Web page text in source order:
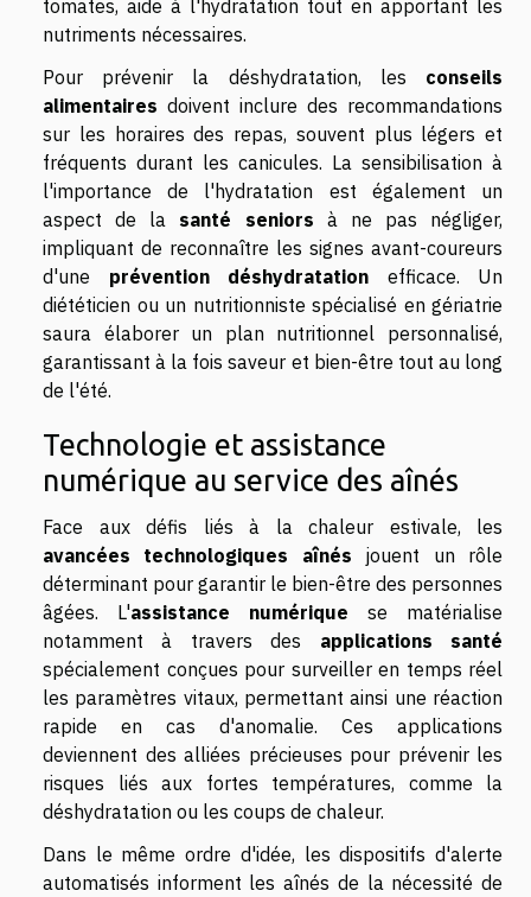
tomates, aide à l'hydratation tout en apportant les
nutriments nécessaires.
Pour prévenir la déshydratation, les conseils
alimentaires doivent inclure des recommandations
sur les horaires des repas, souvent plus légers et
fréquents durant les canicules. La sensibilisation à
l'importance de l'hydratation est également un
aspect de la santé seniors à ne pas négliger,
impliquant de reconnaître les signes avant-coureurs
d'une prévention déshydratation efficace. Un
diététicien ou un nutritionniste spécialisé en gériatrie
saura élaborer un plan nutritionnel personnalisé,
garantissant à la fois saveur et bien-être tout au long
de l'été.
Technologie et assistance
numérique au service des aînés
Face aux défis liés à la chaleur estivale, les
avancées technologiques aînés jouent un rôle
déterminant pour garantir le bien-être des personnes
âgées. L'assistance numérique se matérialise
notamment à travers des applications santé
spécialement conçues pour surveiller en temps réel
les paramètres vitaux, permettant ainsi une réaction
rapide en cas d'anomalie. Ces applications
deviennent des alliées précieuses pour prévenir les
risques liés aux fortes températures, comme la
déshydratation ou les coups de chaleur.
Dans le même ordre d'idée, les dispositifs d'alerte
automatisés informent les aînés de la nécessité de